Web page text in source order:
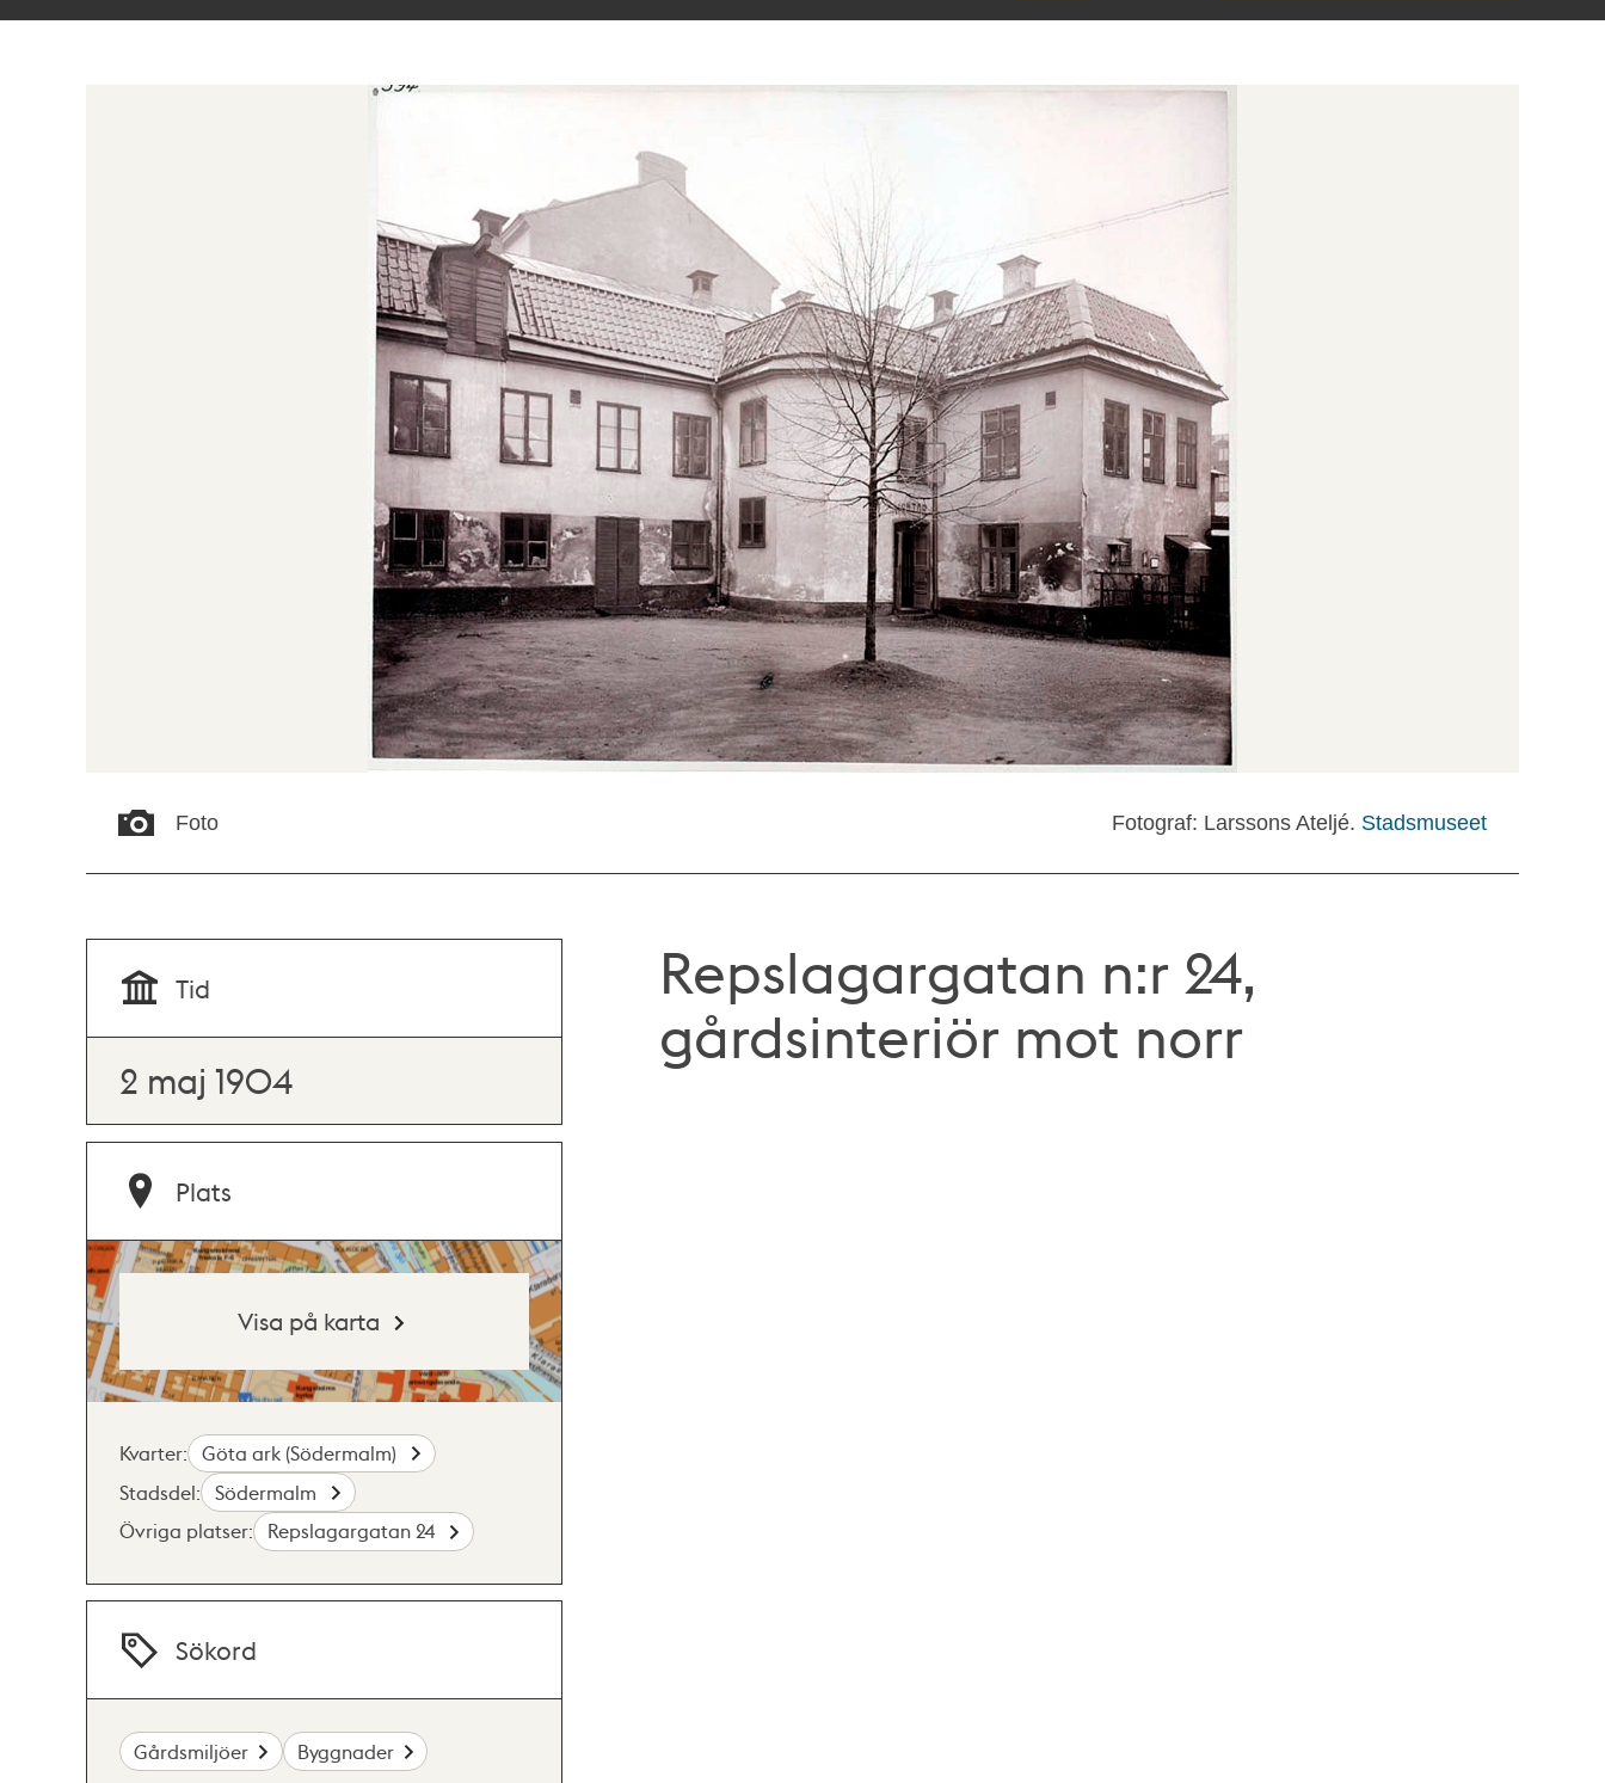
Foto Fotograf: Larssons Ateljé. Stadsmuseet
Repslagargatan n:r 24,
gårdsinteriör mot norr
Tid
2 maj 1904
Plats
Visa på karta
Kvarter:
Göta ark (Södermalm)
Stadsdel:
Södermalm
Övriga platser:
Repslagargatan 24
Sökord
Gårdsmiljöer Byggnader